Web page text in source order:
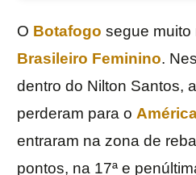
O Botafogo segue muito
Brasileiro Feminino.
dentro do Nilton Santos,
perderam para o
entraram na zona de
pontos, na 17ª e